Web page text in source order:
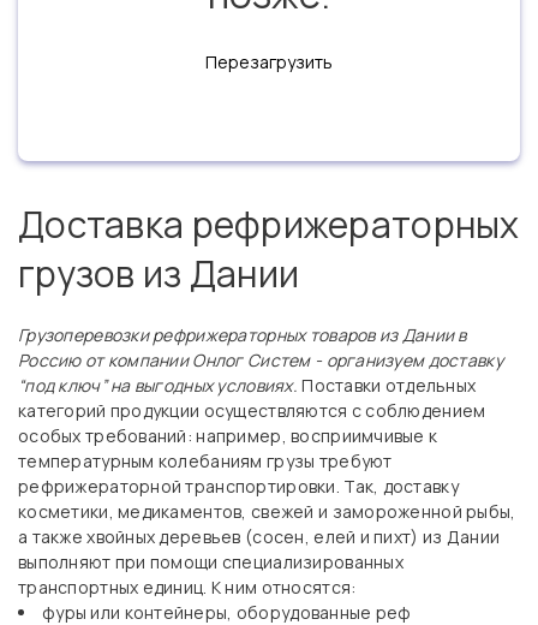
Перезагрузить
Доставка рефрижераторных
грузов из Дании
Грузоперевозки рефрижераторных товаров из Дании в
Россию от компании Онлог Систем - организуем доставку
“под ключ” на выгодных условиях. Поставки отдельных
категорий продукции осуществляются с соблюдением
особых требований: например, восприимчивые к
температурным колебаниям грузы требуют
рефрижераторной транспортировки. Так, доставку
косметики, медикаментов, свежей и замороженной рыбы,
а также хвойных деревьев (сосен, елей и пихт) из Дании
выполняют при помощи специализированных
транспортных единиц. К ним относятся:
фуры или контейнеры, оборудованные реф